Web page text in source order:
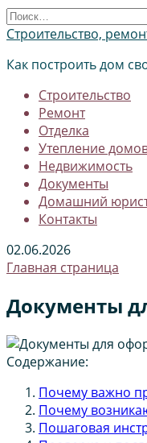
Перейти
к
Search
for:
Строительство,
Как построить дом
Строительство
Ремонт
Отделка
Утепление
Недвижимость
Документы
Домашний
Контакты
02.06.2026
Главная страница
Документы
Содержание:
Почему важно
Почему
Пошаговая